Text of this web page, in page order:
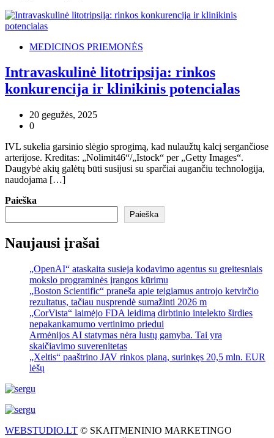
MEDICINOS PRIEMONĖS
Intravaskulinė litotripsija: rinkos
konkurencija ir klinikinis potencialas
20 gegužės, 2025
0
IVL sukelia garsinio slėgio sprogimą, kad nulaužtų kalcį sergančiose
arterijose. Kreditas: „Nolimit46“/„Istock“ per „Getty Images“.
Daugybė akių galėtų būti susijusi su sparčiai augančiu technologija,
naudojama […]
Paieška
Paieška
Naujausi įrašai
„OpenAI“ ataskaita susieja kodavimo agentus su greitesniais
mokslo programinės įrangos kūrimu
„Boston Scientific“ praneša apie teigiamus antrojo ketvirčio
rezultatus, tačiau nusprendė sumažinti 2026 m
„CorVista“ laimėjo FDA leidimą dirbtinio intelekto širdies
nepakankamumo vertinimo priedui
Armėnijos AI statymas nėra lustų gamyba. Tai yra
skaičiavimo suverenitetas
„Xeltis“ paaštrino JAV rinkos planą, surinkęs 20,5 mln. EUR
lėšų
WEBSTUDIO.LT © SKAITMENINIO MARKETINGO